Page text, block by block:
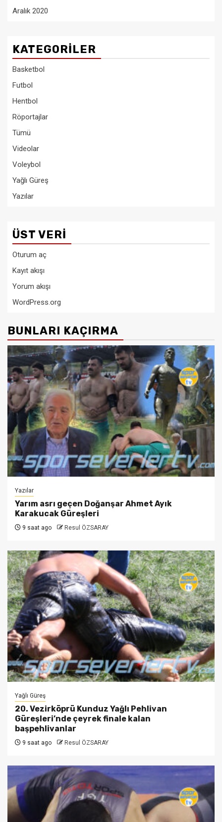
Aralık 2020
KATEGORILER
Basketbol
Futbol
Hentbol
Röportajlar
Tümü
Videolar
Voleybol
Yağlı Güreş
Yazılar
ÜST VERI
Oturum aç
Kayıt akışı
Yorum akışı
WordPress.org
BUNLARI KAÇIRMA
Yazılar
Yarım asrı geçen Doğanşar Ahmet Ayık
Karakucak Güreşleri
9 saat ago Resul ÖZSARAY
Yağlı Güreş
20. Vezirköprü Kunduz Yağlı Pehlivan
Güreşleri’nde çeyrek finale kalan
başpehlivanlar
9 saat ago Resul ÖZSARAY